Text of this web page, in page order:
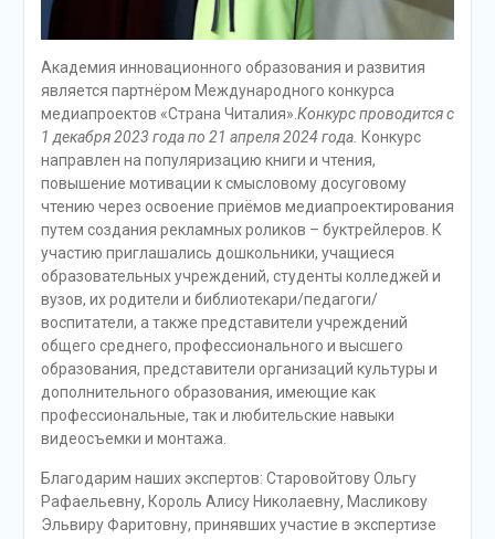
Академия инновационного образования и развития
является партнёром Международного конкурса
медиапроектов «Страна Читалия». Конкурс проводится с
1 декабря 2023 года по 21 апреля 2024 года. Конкурс
направлен на популяризацию книги и чтения,
повышение мотивации к смысловому досуговому
чтению через освоение приёмов медиапроектирования
путем создания рекламных роликов – буктрейлеров. К
участию приглашались дошкольники, учащиеся
образовательных учреждений, студенты колледжей и
вузов, их родители и библиотекари/педагоги/
воспитатели, а также представители учреждений
общего среднего, профессионального и высшего
образования, представители организаций культуры и
дополнительного образования, имеющие как
профессиональные, так и любительские навыки
видеосъемки и монтажа.
Благодарим наших экспертов: Старовойтову Ольгу
Рафаельевну, Король Алису Николаевну, Масликову
Эльвиру Фаритовну, принявших участие в экспертизе